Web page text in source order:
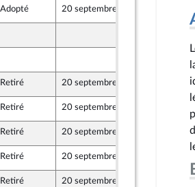
Adopté 20 septembre 2023
Retiré 20 septembre 2023 18
Retiré 20 septembre 2023
Retiré 20 septembre 2023 18
Retiré 20 septembre 2023
Retiré 20 septembre 2023 18